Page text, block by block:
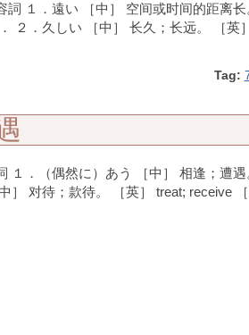
詞 １．遠い ［中］ 空间或时间的距离
２．久しい ［中］ 长久；长远。 ［英
Tag:
１．（偶然に）あう ［中］ 相逢；遭
］ 对待；款待。 ［英］ treat; receive